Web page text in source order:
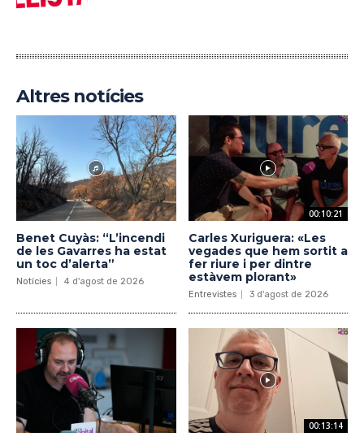
Altres notícies
Benet Cuyàs: “L’incendi
de les Gavarres ha estat
un toc d’alerta”
Notícies 4 d'agost de 2026
00:10:21
Carles Xuriguera: «Les
vegades que hem sortit a
fer riure i per dintre
estàvem plorant»
Entrevistes 3 d'agost de 2026
00:13:14